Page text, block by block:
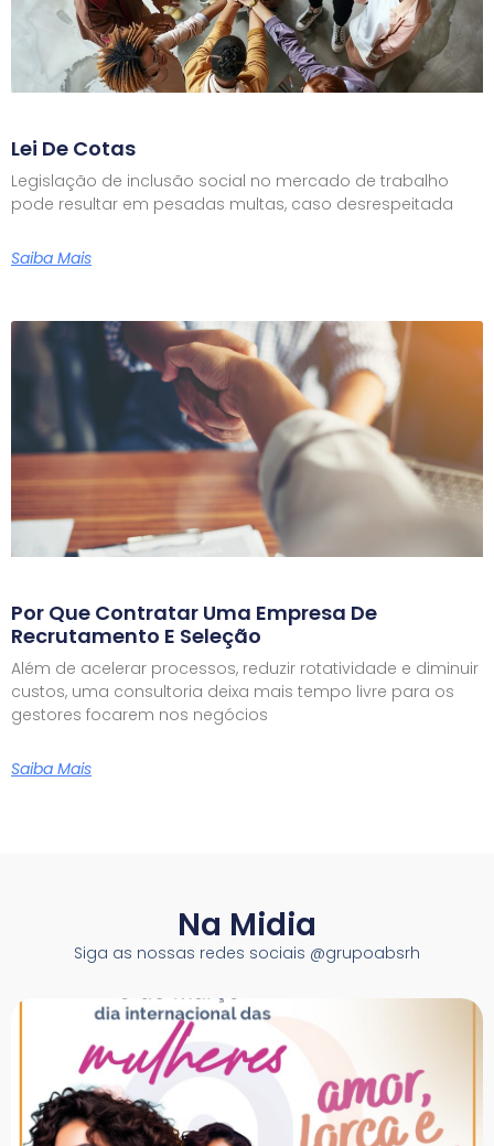
Lei De Cotas
Legislação de inclusão social no mercado de trabalho
pode resultar em pesadas multas, caso desrespeitada
Saiba Mais
Por Que Contratar Uma Empresa De
Recrutamento E Seleção
Além de acelerar processos, reduzir rotatividade e diminuir
custos, uma consultoria deixa mais tempo livre para os
gestores focarem nos negócios
Saiba Mais
Na Midia
Siga as nossas redes sociais @grupoabsrh